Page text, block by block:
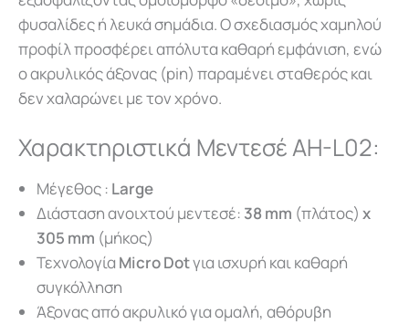
φυσαλίδες ή λευκά σημάδια. Ο σχεδιασμός χαμηλού
προφίλ προσφέρει απόλυτα καθαρή εμφάνιση, ενώ
ο ακρυλικός άξονας (pin) παραμένει σταθερός και
δεν χαλαρώνει με τον χρόνο.
Χαρακτηριστικά Μεντεσέ AH-L02:
Μέγεθος : Large
Διάσταση ανοιχτού μεντεσέ: 38 mm (πλάτος) x
305 mm (μήκος)
Τεχνολογία Micro Dotγια ισχυρή και καθαρή
συγκόλληση
Άξονας από ακρυλικό για ομαλή, αθόρυβη